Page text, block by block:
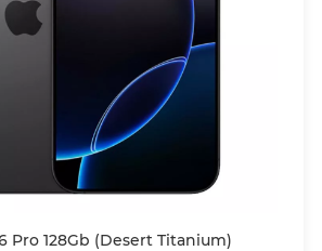
Pro 128Gb (Desert Titanium)